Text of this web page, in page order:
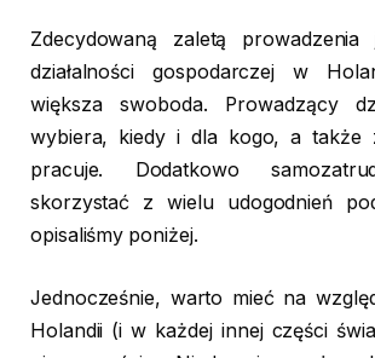
Zdecydowaną zaletą prowadzenia
działalności gospodarczej w
większa swoboda. Prowadzący
wybiera, kiedy i dla kogo, a także
pracuje. Dodatkowo
skorzystać z wielu udogodnień
opisaliśmy poniżej.
Jednocześnie, warto mieć na
Holandii (i w każdej innej części